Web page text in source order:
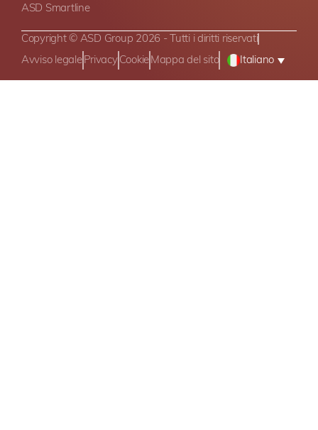
ASD Smartline
Copyright © ASD Group 2026 - Tutti i diritti riservati
Avviso legale Privacy Cookie Mappa del sito Italiano